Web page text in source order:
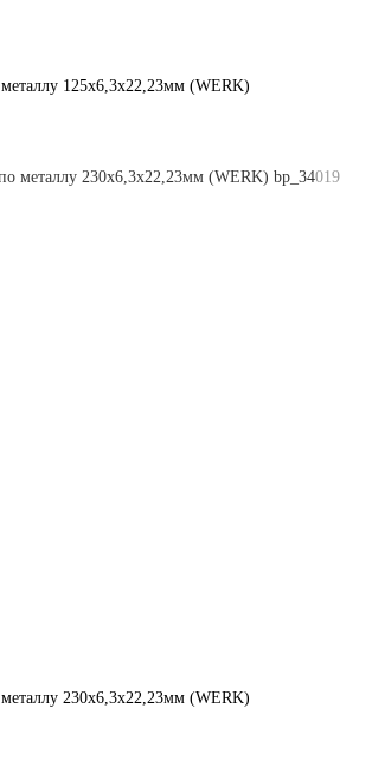
125х6,3х22,23мм (WERK)
230х6,3х22,23мм (WERK)